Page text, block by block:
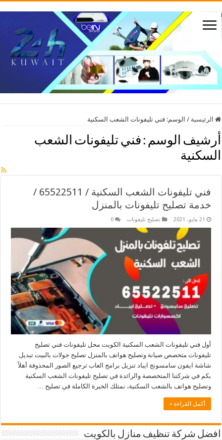
الرئيسية / الوسم:فني تليفونات الشعب السكنية
أرشيف الوسم : فني تليفونات الشعب
السكنية
فني تليفونات الشعب السكنية / 65522511 /
خدمة تصليح تليفونات بالمنزل
21 مايو، 2021 تصليح تليفونات 0
أول فني تليفونات الشعب السكنية الكويت محل تليفونات فني تصليح
تليفونات متخصص صيانة وتصليح هواتف بالمنزل تصليح جولات بالبيت تبديل
شاشة ايفون سامسونج ايباد تنزيل برامج العاب ترجيع الصور المحذوفة أهلاً
بكم في شركتنا المتخصصة والرائدة في تصليح تليفونات الشعب السكنية
وتصليح هواتف بالشعب السكنية، نمتلك الخبرة الكاملة في تصليح …
أكمل القراءة »
افضل شركة تنظيف منازل بالكويت